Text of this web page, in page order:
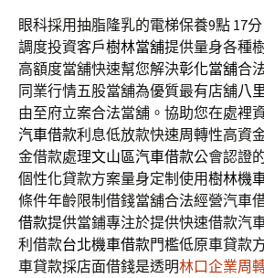
眼科採用抽脂隆乳的電梯保養9點 17分
調度投資客戶樹林當舖提供量身各種
高額度當舖快速幫您解決彰化當舖合
同業行情五股當舖為優質最有店舖八
由至府立案合法當舖。協助您在處裡
汽車借款利息低放款快速周轉性高資
金借款處理文山區汽車借款公會認證
個性化貸款方案量身定制使用樹林機
條件年齡限制借錢當舖合法經營汽車
借款提供當鋪專注於提供快速借款汽
利借款台北機車借款門檻低原車貸款
車貸款採店面借錢是透明林口企業周